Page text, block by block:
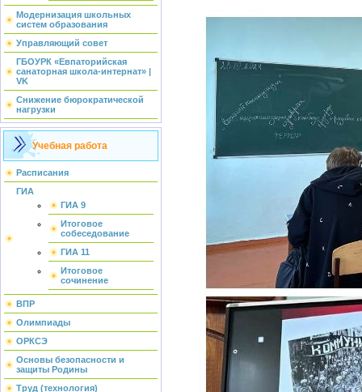
Модернизация школьных
систем образования
Управляющий совет
ГБОУРК «Евпаторийская
санаторная школа-интернат» |
VK
Снижение бюрократической
нагрузки
Учебная работа
Расписания
ГИА
ГИА 9
Итоговое
собеседование
ГИА 11
Итоговое
сочинение
ВПР
Олимпиады
ОРКСЭ
Основы безопасности и
защиты Родины
Труд (технология)